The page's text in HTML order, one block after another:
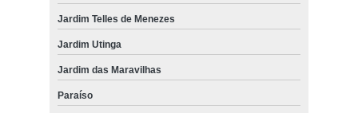
Jardim Telles de Menezes
Jardim Utinga
Jardim das Maravilhas
Paraíso